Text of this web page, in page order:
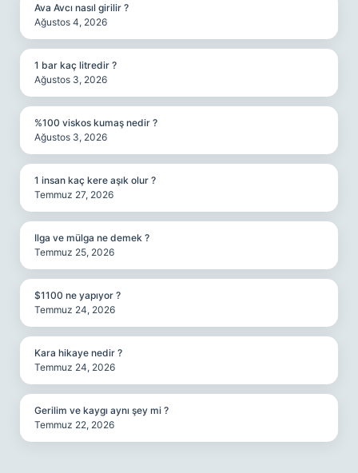
Ava Avcı nasıl girilir ?
Ağustos 4, 2026
1 bar kaç litredir ?
Ağustos 3, 2026
%100 viskos kumaş nedir ?
Ağustos 3, 2026
1 insan kaç kere aşık olur ?
Temmuz 27, 2026
Ilga ve mülga ne demek ?
Temmuz 25, 2026
$1100 ne yapıyor ?
Temmuz 24, 2026
Kara hikaye nedir ?
Temmuz 24, 2026
Gerilim ve kaygı aynı şey mi ?
Temmuz 22, 2026